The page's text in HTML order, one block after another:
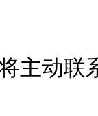
主动联